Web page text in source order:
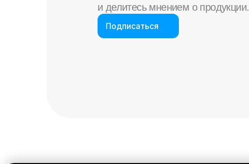
и делитесь мнением о продукции.
Подписаться